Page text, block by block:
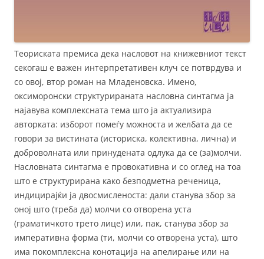
Теориската премиса дека насловот на книжевниот текст
секогаш е важен интерпретативен клуч се потврдува и
со овој, втор роман на Младеновска. Имено,
оксиморонски структурираната насловна синтагма ја
најавува комплексната тема што ја актуализира
авторката: изборот помеѓу можноста и желбата да се
говори за вистината (историска, колективна, лична) и
доброволната или принудената одлука да се (за)молчи.
Насловната синтагма е провокативна и со оглед на тоа
што е структурирана како безподметна реченица,
индицирајќи ја двосмисленоста: дали станува збор за
оној што (треба да) молчи со отворена уста
(граматичкото трето лице) или, пак, станува збор за
императивна форма (ти, молчи со отворена уста), што
има покомплексна конотација на апелирање или на